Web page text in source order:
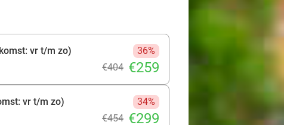
vr t/m zo)
36%
€404 €259
vr t/m zo)
34%
€454 €299